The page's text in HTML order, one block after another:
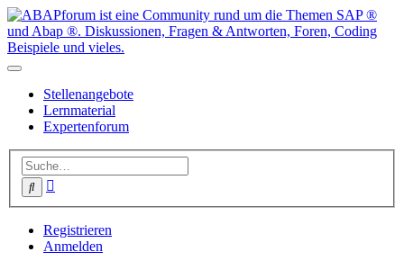
Stellenangebote
Lernmaterial
Expertenforum
Suche
Registrieren
Anmelden